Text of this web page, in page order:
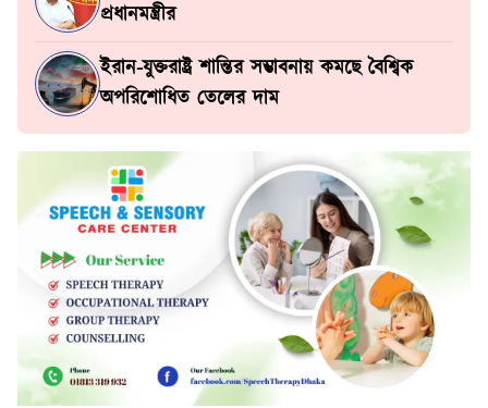
প্রধানমন্ত্রীর
ইরান-যুক্তরাষ্ট্র শান্তির সম্ভাবনায় কমছে বৈশ্বিক
অপরিশোধিত তেলের দাম